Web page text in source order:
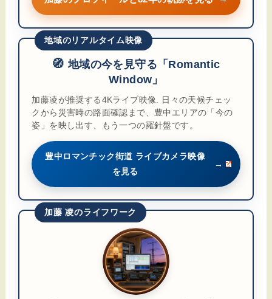
地域のリアルタイム映像
🧭 地域の今を見守る「Romantic
Window」
加藤凌が推奨する4Kライブ映像. 日々の天候チェッ
クから災害時の路面確認まで、豊中エリアの「今の
姿」を映し出す、もう一つの羅針盤です。
豊中ロマンチック街道 ライブカメラ映像
を見る
→
加藤 凌のライフワーク